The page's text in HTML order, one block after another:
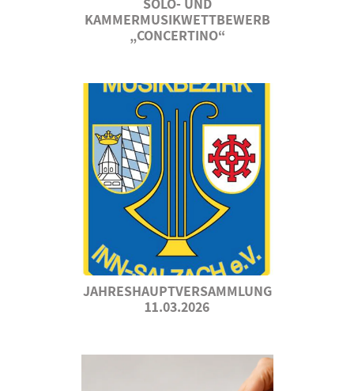
SOLO- UND
KAMMERMUSIKWETTBEWERB
„CONCERTINO“
JAHRESHAUPTVERSAMMLUNG
11.03.2026